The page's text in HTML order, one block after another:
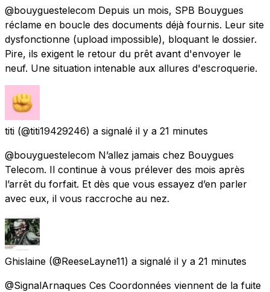
@bouyguestelecom Depuis un mois, SPB Bouygues
réclame en boucle des documents déjà fournis. Leur site
dysfonctionne (upload impossible), bloquant le dossier.
Pire, ils exigent le retour du prêt avant d'envoyer le
neuf. Une situation intenable aux allures d'escroquerie.
titi (@titi19429246) a signalé il y a 21 minutes
@bouyguestelecom N’allez jamais chez Bouygues
Telecom. Il continue à vous prélever des mois après
l’arrêt du forfait. Et dès que vous essayez d’en parler
avec eux, il vous raccroche au nez.
Ghislaine (@ReeseLayne11) a signalé il y a 21 minutes
@SignalArnaques Ces Coordonnées viennent de la fuite